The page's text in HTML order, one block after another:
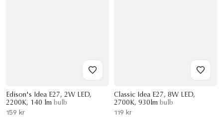
Edison's Idea E27, 2W LED,
2200K, 140 lm bulb
159 kr
Classic Idea E27, 8W LED,
2700K, 930lm bulb
119 kr